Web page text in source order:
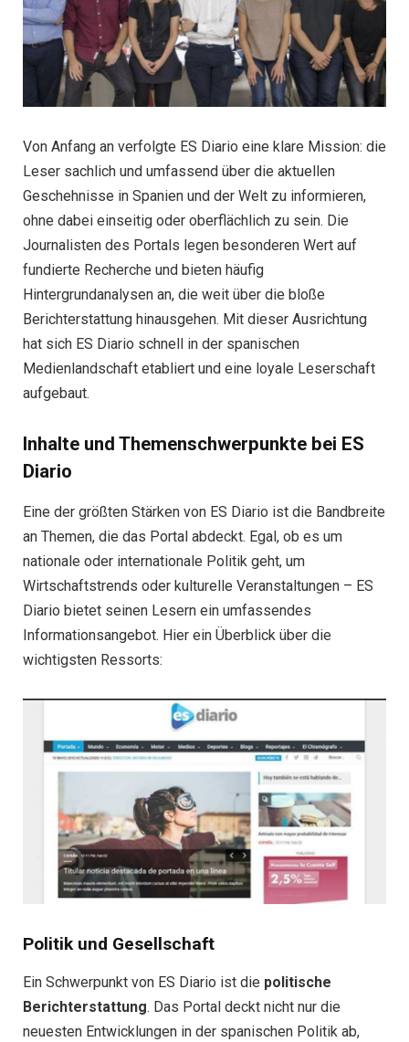
Von Anfang an verfolgte ES Diario eine klare Mission: die
Leser sachlich und umfassend über die aktuellen
Geschehnisse in Spanien und der Welt zu informieren,
ohne dabei einseitig oder oberflächlich zu sein. Die
Journalisten des Portals legen besonderen Wert auf
fundierte Recherche und bieten häufig
Hintergrundanalysen an, die weit über die bloße
Berichterstattung hinausgehen. Mit dieser Ausrichtung
hat sich ES Diario schnell in der spanischen
Medienlandschaft etabliert und eine loyale Leserschaft
aufgebaut.
Inhalte und Themenschwerpunkte bei ES
Diario
Eine der größten Stärken von ES Diario ist die Bandbreite
an Themen, die das Portal abdeckt. Egal, ob es um
nationale oder internationale Politik geht, um
Wirtschaftstrends oder kulturelle Veranstaltungen – ES
Diario bietet seinen Lesern ein umfassendes
Informationsangebot. Hier ein Überblick über die
wichtigsten Ressorts:
Politik und Gesellschaft
Ein Schwerpunkt von ES Diario ist die politische
Berichterstattung. Das Portal deckt nicht nur die
neuesten Entwicklungen in der spanischen Politik ab,